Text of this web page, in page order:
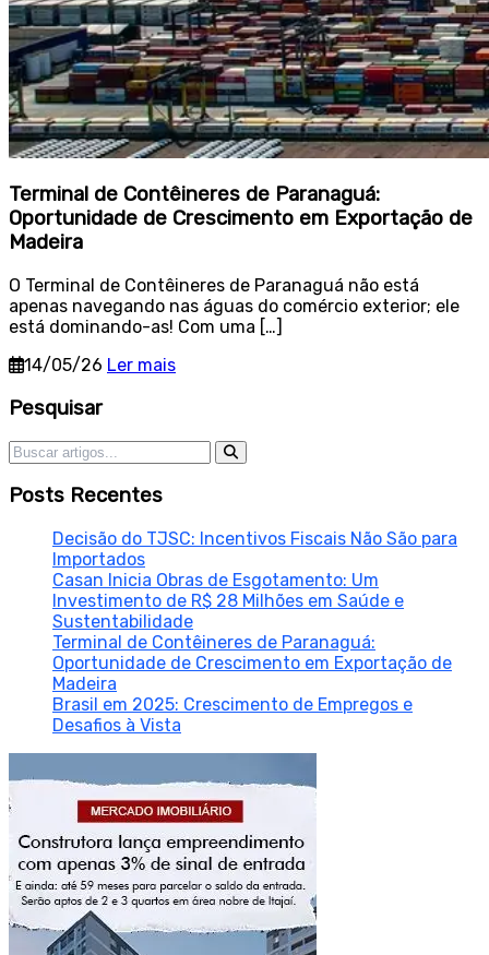
Terminal de Contêineres de Paranaguá:
Oportunidade de Crescimento em Exportação de
Madeira
O Terminal de Contêineres de Paranaguá não está
apenas navegando nas águas do comércio exterior; ele
está dominando-as! Com uma […]
14/05/26 Ler mais
Sidebar
Pesquisar
Pesquisar por:
Posts Recentes
Decisão do TJSC: Incentivos Fiscais Não São para
Importados
Casan Inicia Obras de Esgotamento: Um
Investimento de R$ 28 Milhões em Saúde e
Sustentabilidade
Terminal de Contêineres de Paranaguá:
Oportunidade de Crescimento em Exportação de
Madeira
Brasil em 2025: Crescimento de Empregos e
Desafios à Vista